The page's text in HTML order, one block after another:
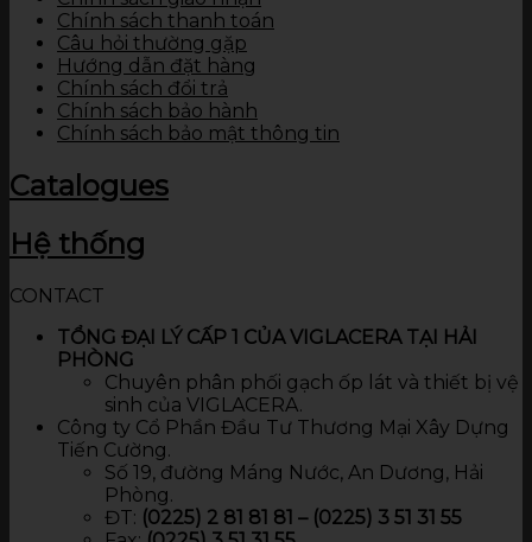
Chính sách thanh toán
Câu hỏi thường gặp
Hướng dẫn đặt hàng
Chính sách đổi trả
Chính sách bảo hành
Chính sách bảo mật thông tin
Catalogues
Hệ thống
CONTACT
TỔNG ĐẠI LÝ CẤP 1 CỦA VIGLACERA TẠI HẢI
PHÒNG
Chuyên phân phối gạch ốp lát và thiết bị vệ
sinh của VIGLACERA.
Công ty Cổ Phần Đầu Tư Thương Mại Xây Dựng
Tiến Cường.
Số 19, đường Máng Nước, An Dương, Hải
Phòng.
ĐT: (0225) 2 81 81 81 – (0225) 3 51 31 55